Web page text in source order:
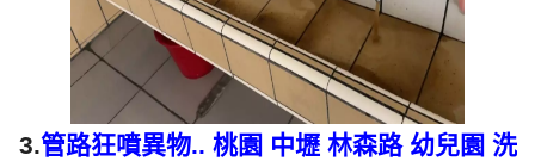
3.管路狂噴異物.. 桃園 中壢 林森路 幼兒園 洗